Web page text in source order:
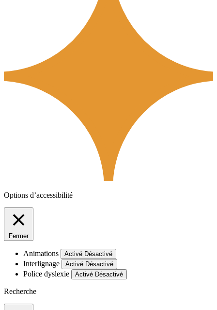
Options d’accessibilité
Fermer
Animations Activé Désactivé
Interlignage Activé Désactivé
Police dyslexie Activé Désactivé
Recherche